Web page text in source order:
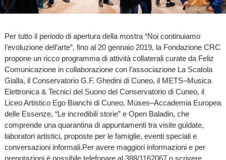
Per tutto il periodo di apertura della mostra “Noi continuiamo
l’evoluzione dell’arte”, fino al 20 gennaio 2019, la Fondazione CRC
propone un ricco programma di attività collaterali curate da Feliz
Comunicazione in collaborazione con l’associazione La Scatola
Gialla, il Conservatorio G.F. Ghedini di Cuneo, il METS–Musica
Elettronica & Tecnici del Suono del Conservatorio di Cuneo, il
Liceo Artistico Ego Bianchi di Cuneo, Múses–Accademia Europea
delle Essenze, “Le incredibili storie” e Open Baladin, che
comprende una quarantina di appuntamenti tra visite guidate,
laboratori artistici, proposte per le famiglie, eventi speciali e
conversazioni informali.Per avere maggiori informazioni e per